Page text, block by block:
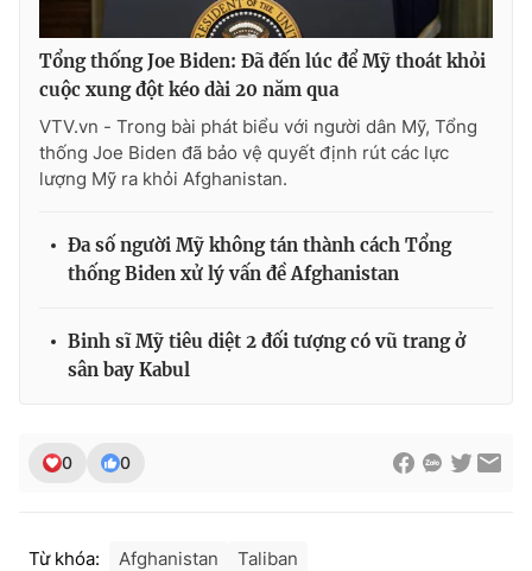
Tổng thống Joe Biden: Đã đến lúc để Mỹ thoát khỏi
cuộc xung đột kéo dài 20 năm qua
VTV.vn - Trong bài phát biểu với người dân Mỹ, Tổng
thống Joe Biden đã bảo vệ quyết định rút các lực
lượng Mỹ ra khỏi Afghanistan.
Đa số người Mỹ không tán thành cách Tổng
thống Biden xử lý vấn đề Afghanistan
Binh sĩ Mỹ tiêu diệt 2 đối tượng có vũ trang ở
sân bay Kabul
0 0
Từ khóa: Afghanistan Taliban